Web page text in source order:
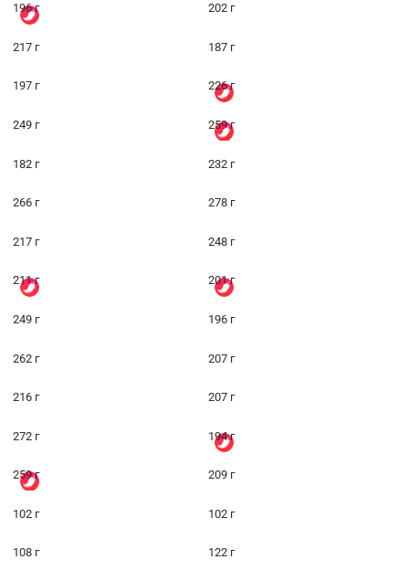
196 г 202 г
217 г 187 г
197 г 226 г
249 г 259 г
182 г 232 г
266 г 278 г
217 г 248 г
211 г 201 г
249 г 196 г
262 г 207 г
216 г 207 г
272 г 194 г
259 г 209 г
102 г 102 г
108 г 122 г